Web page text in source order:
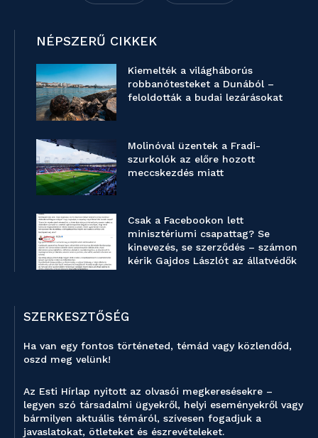
NÉPSZERŰ CIKKEK
Kiemelték a világháborús
robbanótesteket a Dunából –
feloldották a budai lezárásokat
Molinóval üzentek a Fradi-
szurkolók az előre hozott
meccskezdés miatt
Csak a Facebookon lett
minisztériumi csapattag? Se
kinevezés, se szerződés – számon
kérik Gajdos Lászlót az állatvédők
SZERKESZTŐSÉG
Ha van egy fontos történeted, témád vagy közlendőd,
oszd meg velünk!
Az Esti Hírlap nyitott az olvasói megkeresésekre –
legyen szó társadalmi ügyekről, helyi eseményekről vagy
bármilyen aktuális témáról, szívesen fogadjuk a
javaslatokat, ötleteket és észrevételeket.